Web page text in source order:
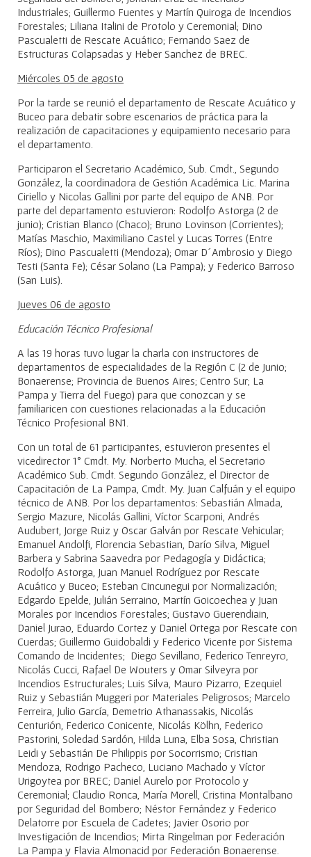
Industriales; Guillermo Fuentes y Martín Quiroga de Incendios
Forestales; Liliana Italini de Protolo y Ceremonial; Dino
Pascualetti de Rescate Acuático; Fernando Saez de
Estructuras Colapsadas y Heber Sanchez de BREC.
Miércoles 05 de agosto
Por la tarde se reunió el departamento de Rescate Acuático y
Buceo para debatir sobre escenarios de práctica para la
realización de capacitaciones y equipamiento necesario para
el departamento.
Participaron el Secretario Académico, Sub. Cmdt., Segundo
González, la coordinadora de Gestión Académica Lic. Marina
Ciriello y Nicolas Gallini por parte del equipo de ANB. Por
parte del departamento estuvieron: Rodolfo Astorga (2 de
junio); Cristian Blanco (Chaco); Bruno Lovinson (Corrientes);
Matías Maschio, Maximiliano Castel y Lucas Torres (Entre
Ríos); Dino Pascualetti (Mendoza); Omar D´Ambrosio y Diego
Testi (Santa Fe); César Solano (La Pampa); y Federico Barroso
(San Luis).
Jueves 06 de agosto
Educación Técnico Profesional
A las 19 horas tuvo lugar la charla con instructores de
departamentos de especialidades de la Región C (2 de Junio;
Bonaerense; Provincia de Buenos Aires; Centro Sur; La
Pampa y Tierra del Fuego) para que conozcan y se
familiaricen con cuestiones relacionadas a la Educación
Técnico Profesional BN1.
Con un total de 61 participantes, estuvieron presentes el
vicedirector 1° Cmdt. My. Norberto Mucha, el Secretario
Académico Sub. Cmdt. Segundo González, el Director de
Capacitación de La Pampa, Cmdt. My. Juan Calfuán y el equipo
técnico de ANB. Por los departamentos: Sebastián Almada,
Sergio Mazure, Nicolás Gallini, Víctor Scarponi, Andrés
Audubert, Jorge Ruiz y Oscar Galván por Rescate Vehicular;
Emanuel Andolfi, Florencia Sebastian, Darío Silva, Miguel
Barbera y Sabrina Saavedra por Pedagogía y Didáctica;
Rodolfo Astorga, Juan Manuel Rodríguez por Rescate
Acuático y Buceo; Esteban Cincunegui por Normalización;
Edgardo Epelde, Julián Serraino, Martín Goicoechea y Juan
Morales por Incendios Forestales; Gustavo Guerendiain,
Daniel Jurao, Eduardo Cortez y Daniel Ortega por Rescate con
Cuerdas; Guillermo Guidobaldi y Federico Vicente por Sistema
Comando de Incidentes; Diego Sevillano, Federico Tenreyro,
Nicolás Cucci, Rafael De Wouters y Omar Silveyra por
Incendios Estructurales; Luis Silva, Mauro Pizarro, Ezequiel
Ruiz y Sebastián Muggeri por Materiales Peligrosos; Marcelo
Ferreira, Julio García, Demetrio Athanassakis, Nicolás
Centurión, Federico Conicente, Nicolás Kölhn, Federico
Pastorini, Soledad Sardón, Hilda Luna, Elba Sosa, Christian
Leidi y Sebastián De Philippis por Socorrismo; Cristian
Mendoza, Rodrigo Pacheco, Luciano Machado y Víctor
Urigoytea por BREC; Daniel Aurelo por Protocolo y
Ceremonial; Claudio Ronca, María Morell, Cristina Montalbano
por Seguridad del Bombero; Néstor Fernández y Federico
Delatorre por Escuela de Cadetes; Javier Osorio por
Investigación de Incendios; Mirta Ringelman por Federación
La Pampa y Flavia Almonacid por Federación Bonaerense.